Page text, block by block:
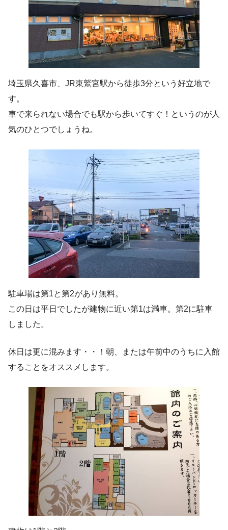
埼玉県久喜市、JR東鷲宮駅から徒歩3分という好立地で
す。
車で来られない場合でも駅から歩いてすぐ！というのが人
気のひとつでしょうね。
駐車場は第1と第2があり無料。
この日は平日でしたが建物に近い第1は満車。第2に駐車
しました。
休日は更に混みます・・！朝、または午前中のうちに入館
することをオススメします。